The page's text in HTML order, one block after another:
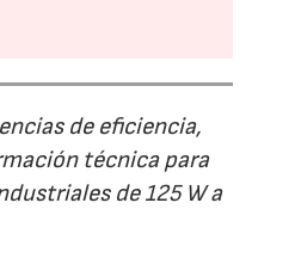
de eficiencia,
técnica para
de 125 W a